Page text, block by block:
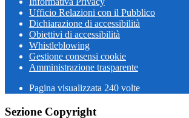
Ufficio Relazioni con il Pubblico
Dichiarazione di accessibilità
Obiettivi di accessibilità
Whistleblowing
Gestione consensi cookie
Amministrazione trasparente
Pagina visualizzata 240 volte
Sezione Copyright